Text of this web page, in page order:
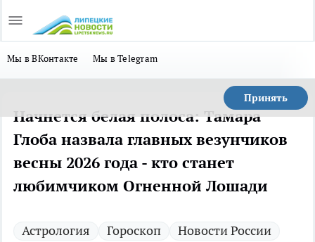
Мы в ВКонтакте Мы в Telegram
Принять
Начнется белая полоса: Тамара
Глоба назвала главных везунчиков
весны 2026 года - кто станет
любимчиком Огненной Лошади
Астрология Гороскоп Новости России